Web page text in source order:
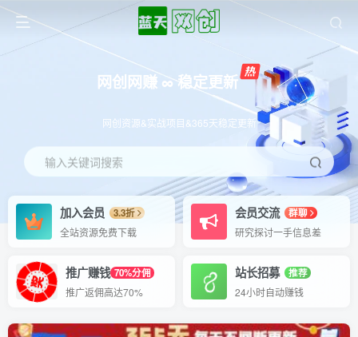
网创网赚 ∞ 稳定更新
网创资源&实战项目&365天稳定更新
输入关键词搜索
加入会员
3.3折
全站资源免费下载
会员交流
群聊
研究探讨一手信息差
推广赚钱 70%分佣
推广返佣高达70%
站长招募
推荐
24小时自动赚钱